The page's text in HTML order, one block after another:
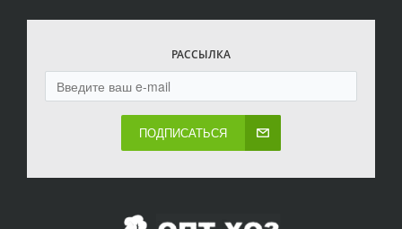
РАССЫЛКА
ПОДПИСАТЬСЯ